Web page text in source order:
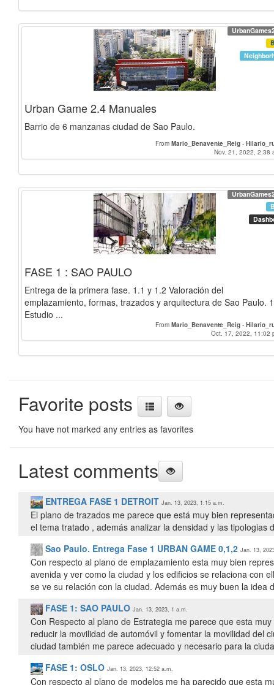
Urban Game 2.4 Manuales
Barrio de 6 manzanas ciudad de Sao Paulo.
From Mario_Benavente_Reig -
Nov. 21, 2022, 2:38
FASE 1 : SAO PAULO
Entrega de la primera fase. 1.1 y 1.2 Valoración del
emplazamiento, formas, trazados y arquitectura de Sao Paulo.
Estudio ...
From Mario_Benavente_Reig -
Oct. 17, 2022, 11:02
Favorite posts
You have not marked any entries as favorites
Latest comments
ENTREGA FASE 1 DETROIT Jan. 13, 2023, 1:15 a.m.
El plano de trazados me parece que está muy bien
el tema tratado , además analizar la densidad y las
Sao Paulo. Entrega Fase 1 URBAN GAME 0,1,2 Jan. 13,
Con respecto al plano de emplazamiento esta muy bien
avenida y ver como la ciudad y los edificios se relaciona con
se ve su relación con la ciudad. Además es muy buen la
FASE 1: SAO PAULO Jan. 13, 2023, 1 a.m.
Con Respecto al plano de Estrategia me parece que esta
reducir la movilidad de automóvil y fomentar la movilidad del
ciudad también me parece adecuado y necesario para la
FASE 1: OSLO Jan. 13, 2023, 12:52 a.m.
Con respecto al plano de modelos me ha parecido que esta